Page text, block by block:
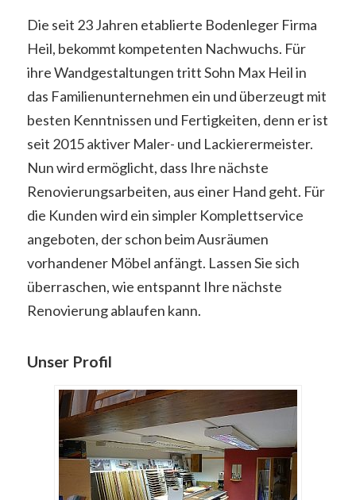
Die seit 23 Jahren etablierte Bodenleger Firma
Heil, bekommt kompetenten Nachwuchs. Für
ihre Wandgestaltungen tritt Sohn Max Heil in
das Familienunternehmen ein und überzeugt mit
besten Kenntnissen und Fertigkeiten, denn er ist
seit 2015 aktiver Maler- und Lackierermeister.
Nun wird ermöglicht, dass Ihre nächste
Renovierungsarbeiten, aus einer Hand geht. Für
die Kunden wird ein simpler Komplettservice
angeboten, der schon beim Ausräumen
vorhandener Möbel anfängt. Lassen Sie sich
überraschen, wie entspannt Ihre nächste
Renovierung ablaufen kann.
Unser Profil